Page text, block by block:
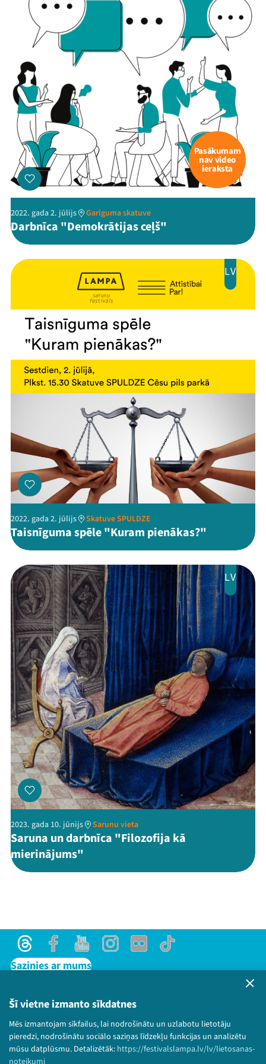
Šī vietne izmanto sīkdatnes
Mēs izmantojam sīkfailus, lai nodrošinātu un uzlabotu lietotāju
pieredzi, nodrošinātu sociālo saziņas līdzekļu funkcijas un analizētu
mūsu datplūsmu. Detalizētāk: https://festivalslampa.lv/lv/lietosanas-
noteikumi
Pasākumam
nav video
ieraksta
2022. gada 2. jūlijs Garīguma skatuve
Darbnīca "Demokrātijas ceļš"
LV
2022. gada 2. jūlijs Skatuve SPULDZE
Taisnīguma spēle "Kuram pienākas?"
LV
2023. gada 10. jūnijs Sarunu vieta
Saruna un darbnīca "Filozofija kā
mierinājums"
ThreadsFacebookYoutubeInstagram
Flick TikTok
Sazinies ar mums
Lietošanas noteikumi un sīkdatņu politika
Bērnu aizsardzības politika
© 2026 Sarunu festivāls LAMPA Visas tiesības
paturētas.